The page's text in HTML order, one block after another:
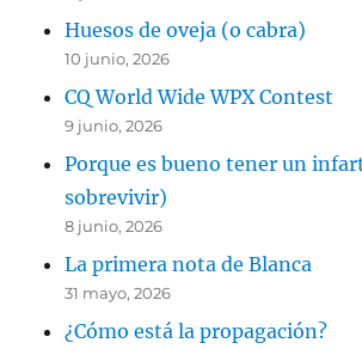
Huesos de oveja (o cabra)
10 junio, 2026
CQ World Wide WPX Contest
9 junio, 2026
Porque es bueno tener un
sobrevivir)
8 junio, 2026
La primera nota de Blanca
31 mayo, 2026
¿Cómo está la propagación?